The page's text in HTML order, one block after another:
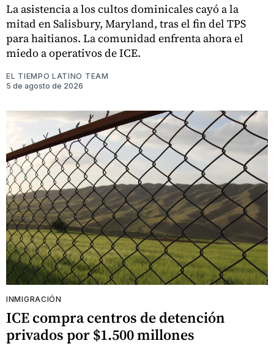
La asistencia a los cultos dominicales cayó a la
mitad en Salisbury, Maryland, tras el fin del TPS
para haitianos. La comunidad enfrenta ahora el
miedo a operativos de ICE.
EL TIEMPO LATINO TEAM
5 de agosto de 2026
INMIGRACIÓN
ICE compra centros de detención
privados por $1.500 millones